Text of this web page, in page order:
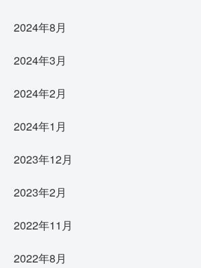
2024年8月
2024年3月
2024年2月
2024年1月
2023年12月
2023年2月
2022年11月
2022年8月